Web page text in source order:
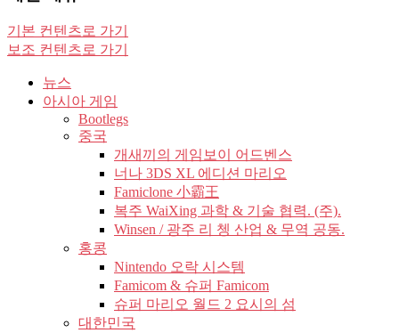
기본 컨텐츠로 가기
보조 컨텐츠로 가기
뉴스
아시아 게임
Bootlegs
중국
개새끼의 게임보이 어드벤스
너나 3DS XL 에디션 마리오
Famiclone 小霸王
복주 WaiXing 과학 & 기술 협력. (주).
Winsen / 광주 리 쳉 산업 & 무역 공동.
홍콩
Nintendo 오락 시스템
Famicom & 슈퍼 Famicom
슈퍼 마리오 월드 2 요시의 섬
대한민국